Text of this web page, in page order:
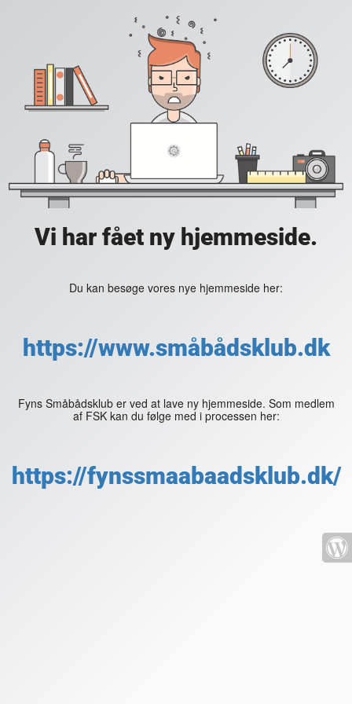
Vi har fået ny hjemmeside.
Du kan besøge vores nye hjemmeside her:
https://www.småbådsklub.dk
Fyns Småbådsklub er ved at lave ny hjemmeside. Som medlem
af FSK kan du følge med i processen her:
https://fynssmaabaadsklub.dk/